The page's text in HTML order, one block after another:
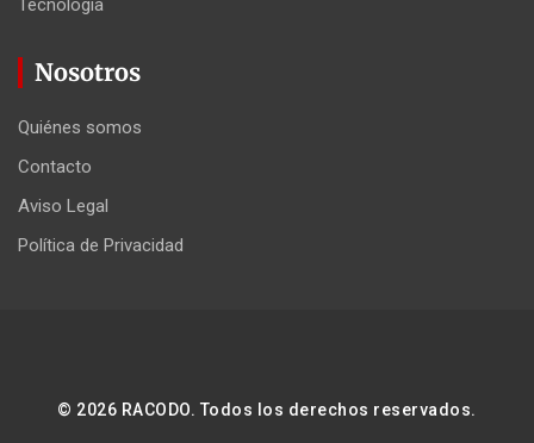
Tecnologia
Nosotros
Quiénes somos
Contacto
Aviso Legal
Política de Privacidad